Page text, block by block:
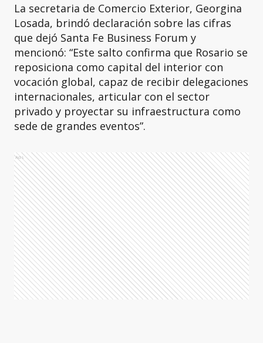
La secretaria de Comercio Exterior, Georgina
Losada, brindó declaración sobre las cifras
que dejó Santa Fe Business Forum y
mencionó: “Este salto confirma que Rosario se
reposiciona como capital del interior con
vocación global, capaz de recibir delegaciones
internacionales, articular con el sector
privado y proyectar su infraestructura como
sede de grandes eventos”.
Ads